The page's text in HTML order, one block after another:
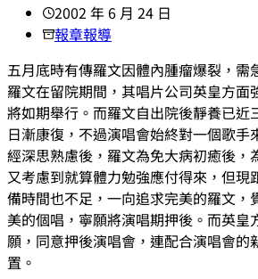
2002 年 6 月 24 日
報章報導
五月底時有傳羅文因體內腫瘤爆裂，需
羅文在留院期間，其唱片公司英皇方面
將如期舉行。而羅文自出院後靜養已近
日漸康復，不過演唱會始終對一個歌手
經深思熟慮後，羅文為免大病初癒後，
又考慮到就算體力勉強應付得來，但現
備時間也不足，一向追求完美的羅文，
美的個唱，寧願將演唱期押後。而英皇
願，同意押後演唱會，連配合演唱會的
置。